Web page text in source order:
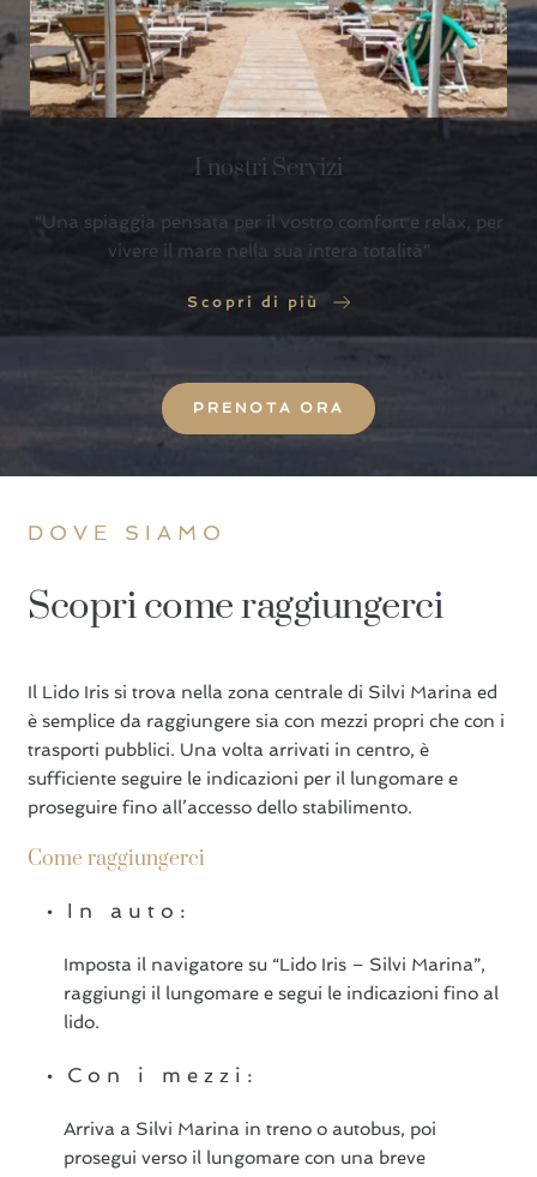
I nostri Servizi
“Una spiaggia pensata per il vostro comfort e relax, per
vivere il mare nella sua intera totalità”
Scopri di più
PRENOTA ORA
DOVE SIAMO
Scopri come raggiungerci
Il Lido Iris si trova nella zona centrale di Silvi Marina ed
è semplice da raggiungere sia con mezzi propri che con i
trasporti pubblici. Una volta arrivati in centro, è
sufficiente seguire le indicazioni per il lungomare e
proseguire fino all’accesso dello stabilimento.
Come raggiungerci
In auto:
Imposta il navigatore su “Lido Iris – Silvi Marina”,
raggiungi il lungomare e segui le indicazioni fino al
lido.
Con i mezzi:
Arriva a Silvi Marina in treno o autobus, poi
prosegui verso il lungomare con una breve